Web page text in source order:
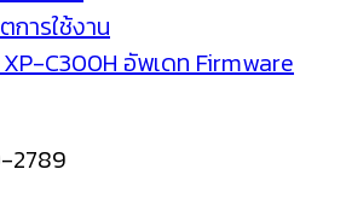
การใช้งาน
C300H อัพเดท Firmware